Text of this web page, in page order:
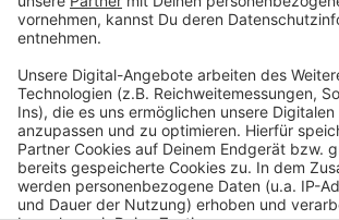
Anzeige
Anzeige